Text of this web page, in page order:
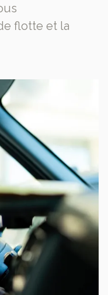
flotte et la